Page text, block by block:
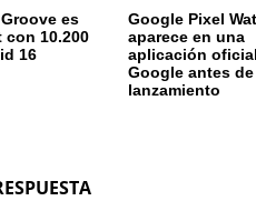
es
10.200
16
Google Pixel
aparece en una
aplicación
Google antes
lanzamiento